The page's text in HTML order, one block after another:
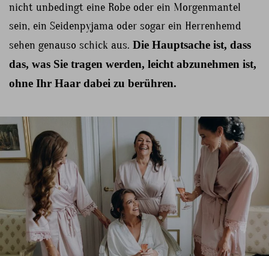
nicht unbedingt eine Robe oder ein Morgenmantel
sein, ein Seidenpyjama oder sogar ein Herrenhemd
sehen genauso schick aus. Die Hauptsache ist, dass
das, was Sie tragen werden, leicht abzunehmen ist,
ohne Ihr Haar dabei zu berühren.